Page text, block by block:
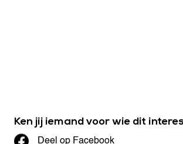
Ken jij iemand voor wie dit
Deel op Facebook